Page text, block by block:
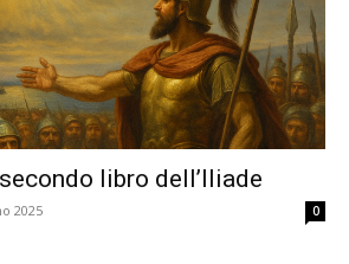
libro dell’Iliade
2025 0